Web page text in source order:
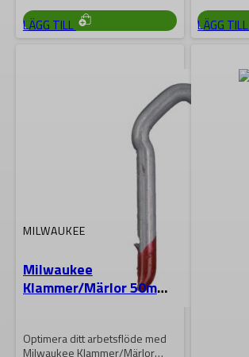
LÄGG TILL LÄGG TILL
MILWAUKEE
Milwaukee
Klammer/Märlor 50mm
Optimera ditt arbetsflöde med
Milwaukee Klammer/Märlor